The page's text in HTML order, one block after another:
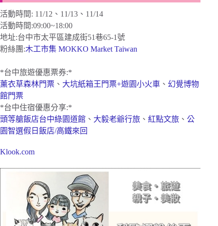
活動時間: 11/12、11/13、11/14
活動時間:09:00~18:00
地址:台中市太平區建成街51巷65-1號
粉絲團:木工市集 MOKKO Market Taiwan
*台中旅遊優惠票券:*
薰衣草森林門票 、 大坑紙箱王門票+遊園小火車 、 幻覺博物
館門票
*台中住宿優惠分享:*
頭等艙飯店台中綠園道館 、 大毅老爺行旅 、 紅點文旅 、 公
園智選假日飯店/高鐵來回
Klook.com